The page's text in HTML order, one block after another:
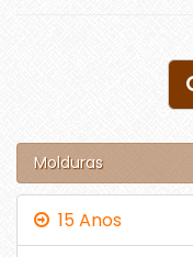
Molduras
15 Anos